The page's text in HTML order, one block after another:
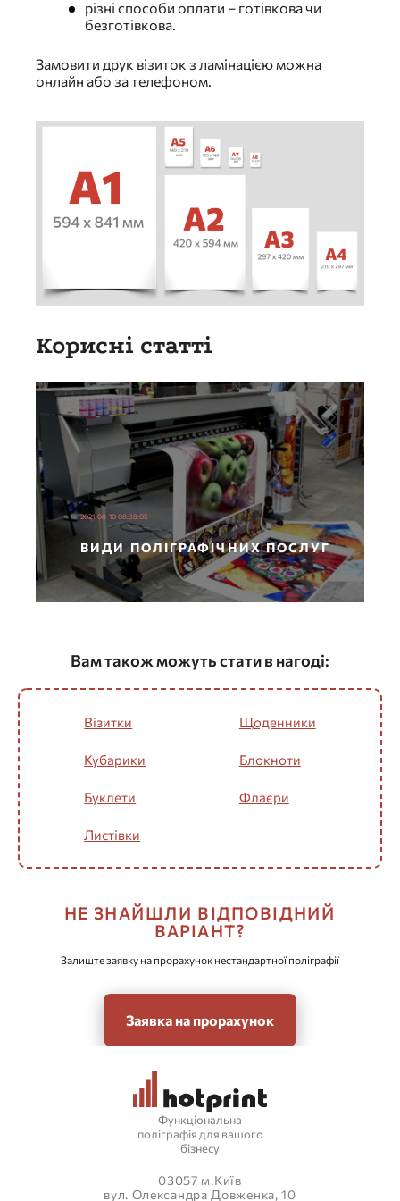
різні способи оплати – готівкова чи
безготівкова.
Замовити друк візиток з ламінацією можна
онлайн або за телефоном.
Корисні статті
2021-08-10 08:38:05
ВИДИ ПОЛІГРАФІЧНИХ ПОСЛУГ
Вам також можуть стати в нагоді:
Візитки
Кубарики
Буклети
Листівки
Щоденники
Блокноти
Флаєри
НЕ ЗНАЙШЛИ ВІДПОВІДНИЙ
ВАРІАНТ?
Залиште заявку на прорахунок нестандартної поліграфії
Заявка на прорахунок
Функціональна
поліграфія для вашого
бізнесу
03057 м.Київ
вул. Олександра Довженка, 10